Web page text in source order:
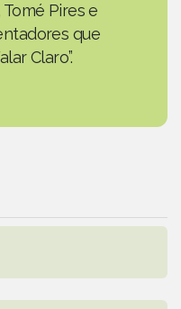
Pires e
que
Claro”.